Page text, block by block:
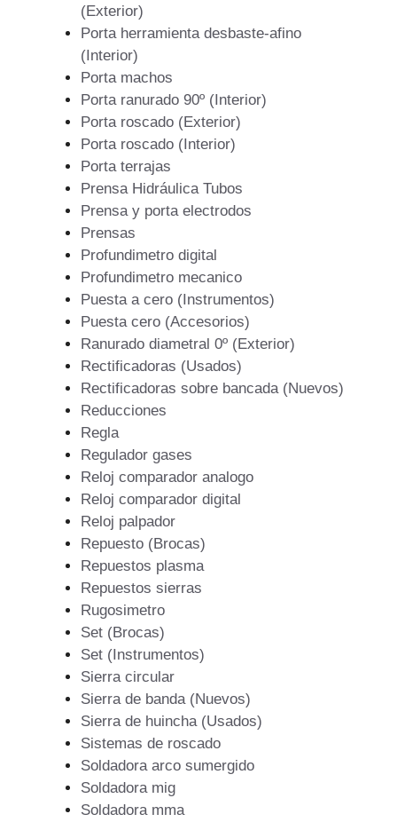
(Exterior)
Porta herramienta desbaste-afino
(Interior)
Porta machos
Porta ranurado 90º (Interior)
Porta roscado (Exterior)
Porta roscado (Interior)
Porta terrajas
Prensa Hidráulica Tubos
Prensa y porta electrodos
Prensas
Profundimetro digital
Profundimetro mecanico
Puesta a cero (Instrumentos)
Puesta cero (Accesorios)
Ranurado diametral 0º (Exterior)
Rectificadoras (Usados)
Rectificadoras sobre bancada (Nuevos)
Reducciones
Regla
Regulador gases
Reloj comparador analogo
Reloj comparador digital
Reloj palpador
Repuesto (Brocas)
Repuestos plasma
Repuestos sierras
Rugosimetro
Set (Brocas)
Set (Instrumentos)
Sierra circular
Sierra de banda (Nuevos)
Sierra de huincha (Usados)
Sistemas de roscado
Soldadora arco sumergido
Soldadora mig
Soldadora mma